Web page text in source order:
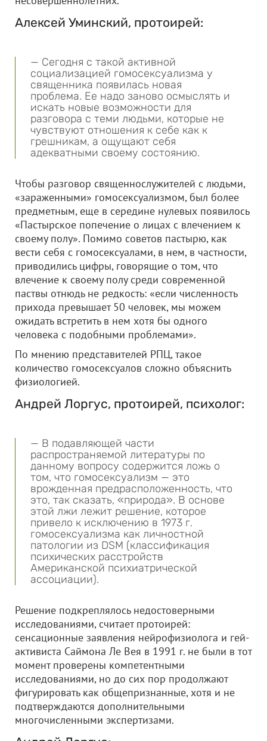
Алексей Уминский, протоирей:
— Сегодня с такой активной
социализацией гомосексуализма у
священника появилась новая
проблема. Ее надо заново осмыслять и
искать новые возможности для
разговора с теми людьми, которые не
чувствуют отношения к себе как к
грешникам, а ощущают себя
адекватными своему состоянию.
Чтобы разговор священнослужителей с людьми,
«зараженными» гомосексуализмом, был более
предметным, еще в середине нулевых появилось
«Пастырское попечение о лицах с влечением к
своему полу». Помимо советов пастырю, как
вести себя с гомосексуалами, в нем, в частности,
приводились цифры, говорящие о том, что
влечение к своему полу среди современной
паствы отнюдь не редкость: «если численность
прихода превышает 50 человек, мы можем
ожидать встретить в нем хотя бы одного
человека с подобными проблемами».
По мнению представителей РПЦ, такое
количество гомосексуалов сложно объяснить
физиологией.
Андрей Лоргус, протоирей, психолог:
— В подавляющей части
распространяемой литературы по
данному вопросу содержится ложь о
том, что гомосексуализм — это
врожденная предрасположенность, что
это, так сказать, «природа». В основе
этой лжи лежит решение, которое
привело к исключению в 1973 г.
гомосексуализма как личностной
патологии из DSM (классификация
психических расстройств
Американской психиатрической
ассоциации).
Решение подкреплялось недостоверными
исследованиями, считает протоирей:
сенсационные заявления нейрофизиолога и гей-
активиста Саймона Ле Вея в 1991 г. не были в тот
момент проверены компетентными
исследованиями, но до сих пор продолжают
фигурировать как общепризнанные, хотя и не
подтверждаются дополнительными
многочисленными экспертизами.